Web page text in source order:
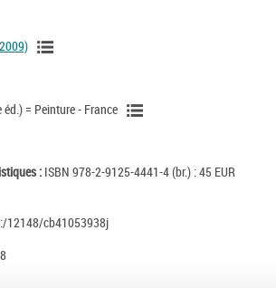
éd.) = Peinture - France
: ISBN 978-2-9125-4441-4 (br.) : 45 EUR
12148/cb41053938j